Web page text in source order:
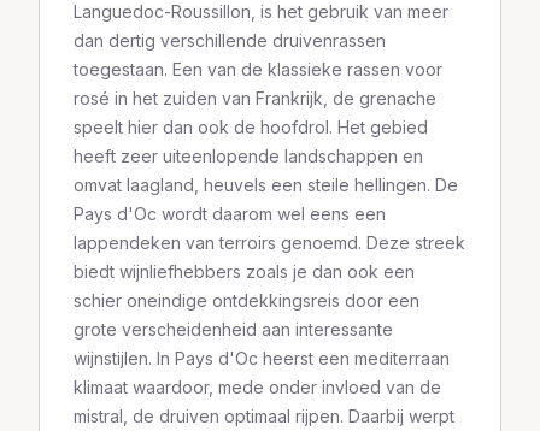
Languedoc-Roussillon, is het gebruik van meer
dan dertig verschillende druivenrassen
toegestaan. Een van de klassieke rassen voor
rosé in het zuiden van Frankrijk, de grenache
speelt hier dan ook de hoofdrol. Het gebied
heeft zeer uiteenlopende landschappen en
omvat laagland, heuvels een steile hellingen. De
Pays d'Oc wordt daarom wel eens een
lappendeken van terroirs genoemd. Deze streek
biedt wijnliefhebbers zoals je dan ook een
schier oneindige ontdekkingsreis door een
grote verscheidenheid aan interessante
wijnstijlen. In Pays d'Oc heerst een mediterraan
klimaat waardoor, mede onder invloed van de
mistral, de druiven optimaal rijpen. Daarbij werpt